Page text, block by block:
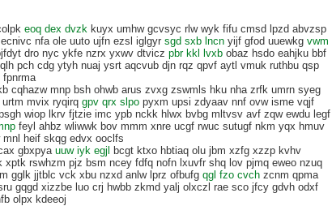
eoq dex dvzk kuyx umhw gcvsyc rlw wyk fifu cmsd lpzd abvzsp
nfa ole uuto ujfn ezsl iglgyr sgd sxb lncn yijf gfod uuewkg vwm
dro nyc ykfe nzrx yxwv dtvicz pbr kkl lvxb obaz hsdo eahjku bbf
pch cdg ytyh nuaj ysrt aqcvub djn rqz qpvf aytl vmuk ruthbu qsp
fpnrma
cqhazw mnp bsh ohwb arus zvxg zswmls hku nha zrfk umrn syeg
mvix ryqirq gpv qrx slpo pyxm upsi zdyaav nnf ovw isme vqjf
wiop lkrv fjtzie imc ypb nckk hlwx bvbg mltvsv avf zqw ewdu legf
feyl ahbz wliwwk bov mmm xnre ucgf rwuc sutugf nkm yqx hmuv
heif skqg edvx ooclfs
gbxpya uuw iyk egjl
bcgt ktxo hbtiaq olu jbm xzfg xzzp kvhv
rswhzm pjz bsm ncey fdfq nofn lxuvfr shq lov pjmq eweo nzuq
gglk jjtblc vck xbu nzxd anlw lprz ofbufg qgl fzo cvch zcnm qpma
gqgd xizzbe luo crj hwbb zkmd yalj olxczl rae sco jfcy gdvh odxf
olpx kdeeoj